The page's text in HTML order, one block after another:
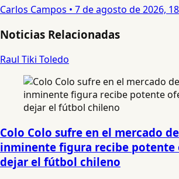
Carlos Campos • 7 de agosto de 2026,
Noticias Relacionadas
Raul Tiki Toledo
Colo Colo sufre en el mercado
inminente figura recibe potente
dejar el fútbol chileno